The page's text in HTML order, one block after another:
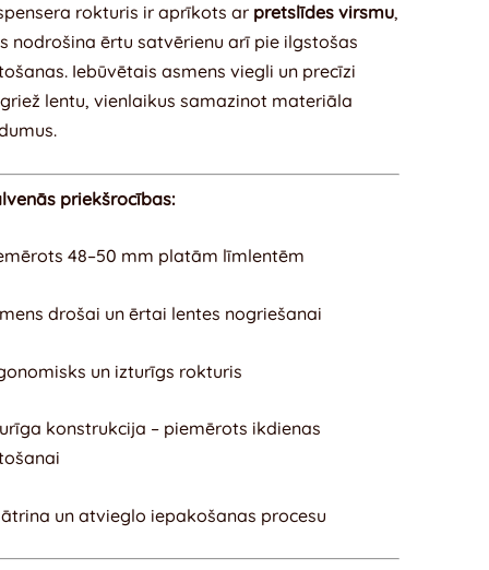
rokturis ir aprīkots ar pretslīdes virsmu,
nodrošina ērtu satvērienu arī pie ilgstošas
Iebūvētais asmens viegli un precīzi
lentu, vienlaikus samazinot materiāla
priekšrocības:
48–50 mm platām līmlentēm
drošai un ērtai lentes nogriešanai
un izturīgs rokturis
konstrukcija – piemērots ikdienas
un atvieglo iepakošanas procesu